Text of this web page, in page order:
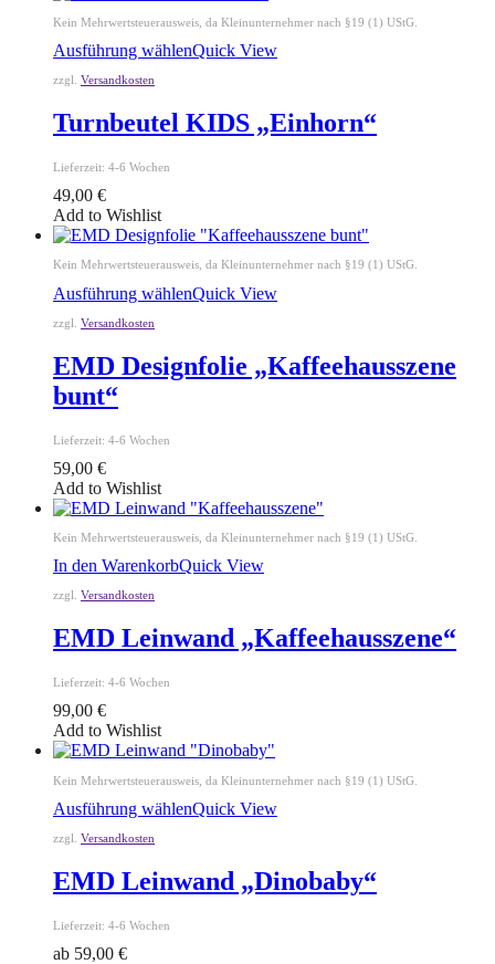
Kein Mehrwertsteuerausweis, da Kleinunternehmer nach §19 (1) UStG.
Ausführung wählenQuick View
zzgl. Versandkosten
Turnbeutel KIDS „Einhorn“
Lieferzeit: 4-6 Wochen
49,00 €
Add to Wishlist
Kein Mehrwertsteuerausweis, da Kleinunternehmer nach §19 (1) UStG.
Ausführung wählenQuick View
zzgl. Versandkosten
EMD Designfolie „Kaffeehausszene
bunt“
Lieferzeit: 4-6 Wochen
59,00 €
Add to Wishlist
Kein Mehrwertsteuerausweis, da Kleinunternehmer nach §19 (1) UStG.
In den WarenkorbQuick View
zzgl. Versandkosten
EMD Leinwand „Kaffeehausszene“
Lieferzeit: 4-6 Wochen
99,00 €
Add to Wishlist
Kein Mehrwertsteuerausweis, da Kleinunternehmer nach §19 (1) UStG.
Ausführung wählenQuick View
zzgl. Versandkosten
EMD Leinwand „Dinobaby“
Lieferzeit: 4-6 Wochen
ab 59,00 €